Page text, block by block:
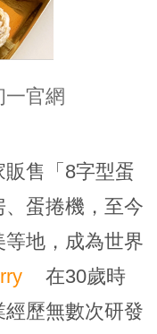
一官網
售「8字型蛋
蛋捲機，至今
地，成為世界
在30歲時
歷無數次研發